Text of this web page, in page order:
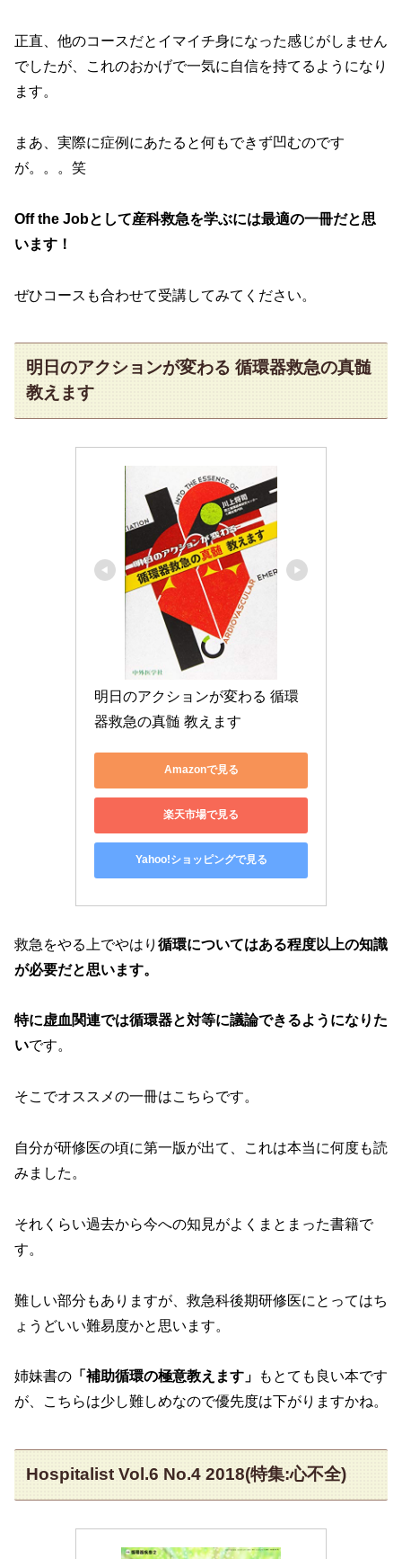
正直、他のコースだとイマイチ身になった感じがしません
でしたが、これのおかげで一気に自信を持てるようになり
ます。
まあ、実際に症例にあたると何もできず凹むのです
が。。。笑
Off the Jobとして産科救急を学ぶには最適の一冊だと思
います！
ぜひコースも合わせて受講してみてください。
明日のアクションが変わる 循環器救急の真髄
教えます
明日のアクションが変わる 循環
器救急の真髄 教えます
Amazonで見る
楽天市場で見る
Yahoo!ショッピングで見る
救急をやる上でやはり 循環についてはある程度以上の知識
が必要だと思います。
特に虚血関連では循環器と対等に議論できるようになりた
いです。
そこでオススメの一冊はこちらです。
自分が研修医の頃に第一版が出て、これは本当に何度も読
みました。
それくらい過去から今への知見がよくまとまった書籍で
す。
難しい部分もありますが、救急科後期研修医にとってはち
ょうどいい難易度かと思います。
姉妹書の 「補助循環の極意教えます」
もとても良い本です
が、こちらは少し難しめなので優先度は下がりますかね。
Hospitalist Vol.6 No.4 2018(特集:心不全)